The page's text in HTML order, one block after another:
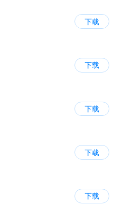
下载
下载
下载
下载
下载